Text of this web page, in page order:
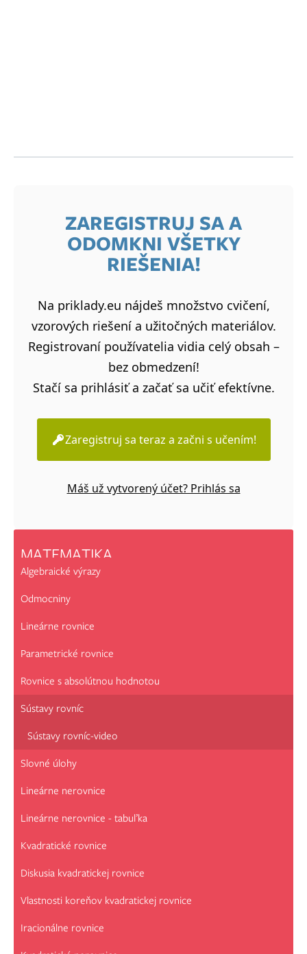
ZAREGISTRUJ SA A
ODOMKNI VŠETKY
RIEŠENIA!
Na priklady.eu nájdeš množstvo cvičení,
vzorových riešení a užitočných materiálov.
Registrovaní používatelia vidia celý obsah –
bez obmedzení!
Stačí sa prihlásiť a začať sa učiť efektívne.
Zaregistruj sa teraz a začni s učením!
Máš už vytvorený účet? Prihlás sa
MATEMATIKA
Algebraické výrazy
Odmocniny
Lineárne rovnice
Parametrické rovnice
Rovnice s absolútnou hodnotou
Sústavy rovníc
Sústavy rovníc-video
Slovné úlohy
Lineárne nerovnice
Lineárne nerovnice - tabuľka
Kvadratické rovnice
Diskusia kvadratickej rovnice
Vlastnosti koreňov kvadratickej rovnice
Iracionálne rovnice